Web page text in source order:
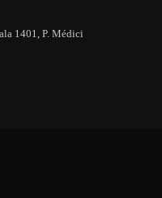
1401, P. Médici